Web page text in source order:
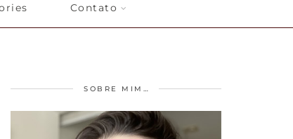
Contato
SOBRE MIM…